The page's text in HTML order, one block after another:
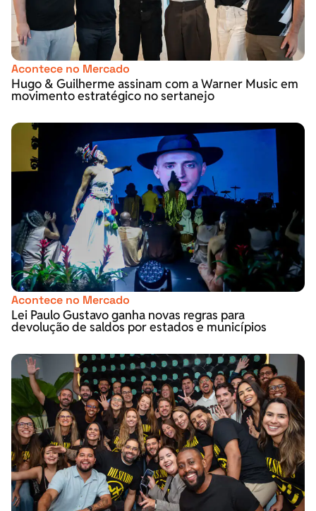
Acontece no Mercado
Hugo & Guilherme assinam com a Warner Music em
movimento estratégico no sertanejo
Acontece no Mercado
Lei Paulo Gustavo ganha novas regras para
devolução de saldos por estados e municípios